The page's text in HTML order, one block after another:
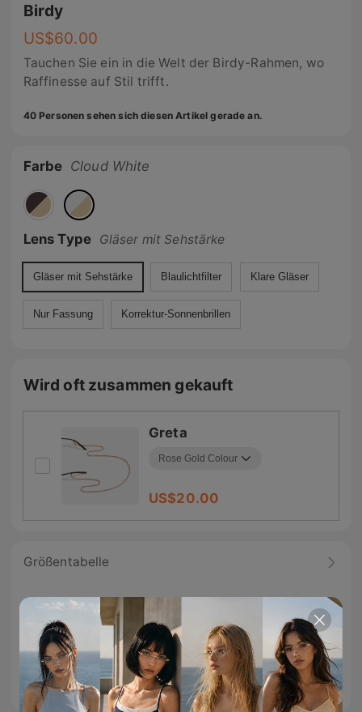
Birdy
US$60.00
Tauchen Sie ein in die Welt der Birdy-Rahmen, wo
Raffinesse auf Stil trifft.
40 Personen sehen sich diesen Artikel gerade an.
Farbe Cloud White
Lens Type Gläser mit Sehstärke
Gläser mit Sehstärke Blaulichtfilter Klare Gläser
Nur Fassung Korrektur-Sonnenbrillen
Wird oft zusammen gekauft
Greta
US$20.00
Größentabelle
Spezifikationen
Tipps & Pflegehinweise
Beschreibung